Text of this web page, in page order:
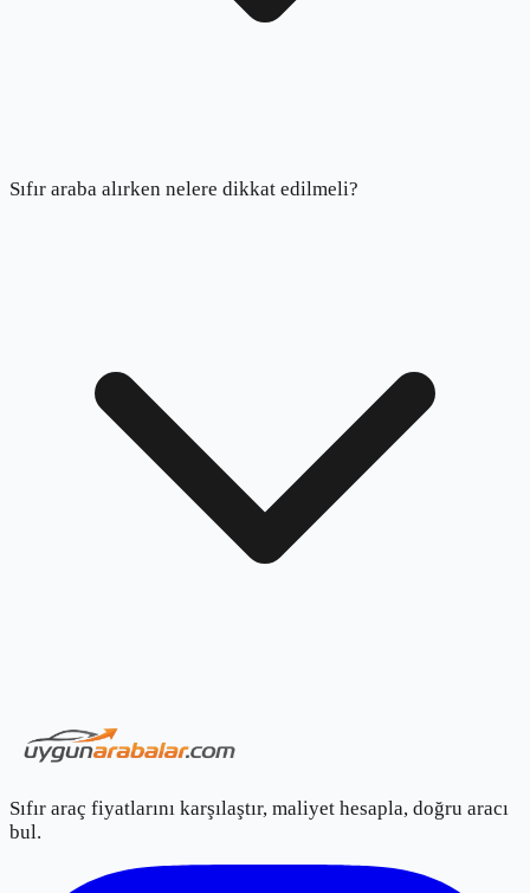
Sıfır araba alırken nelere dikkat edilmeli?
Sıfır araç fiyatlarını karşılaştır, maliyet hesapla, doğru aracı
bul.